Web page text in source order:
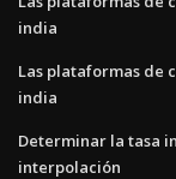
india
Las plataformas de
india
Determinar la tasa
interpolación